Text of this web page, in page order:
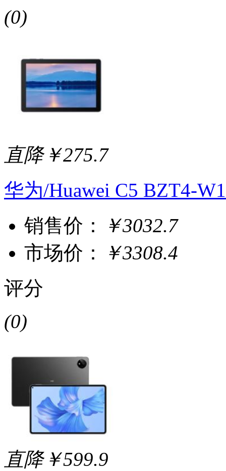
(0)
直降￥275.7
华为/Huawei C5 BZT4-
销售价：
￥3032.7
市场价：
￥3308.4
评分
(0)
直降￥599.9